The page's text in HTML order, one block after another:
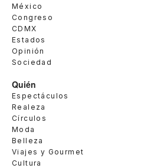
México
Congreso
CDMX
Estados
Opinión
Sociedad
Quién
Espectáculos
Realeza
Círculos
Moda
Belleza
Viajes y Gourmet
Cultura